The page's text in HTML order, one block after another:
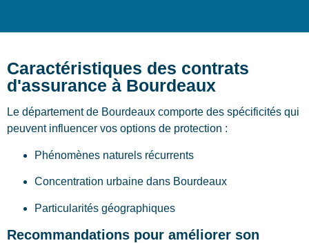
Caractéristiques des contrats
d'assurance à Bourdeaux
Le département de Bourdeaux comporte des spécificités qui
peuvent influencer vos options de protection :
Phénomènes naturels récurrents
Concentration urbaine dans Bourdeaux
Particularités géographiques
Recommandations pour améliorer son